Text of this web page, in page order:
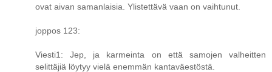
ovat aivan samanlaisia. Ylistettävä vaan on vaihtunut.
joppos 123:
Viesti1: Jep, ja karmeinta on että samojen valheitten
selittäjiä löytyy vielä enemmän kantaväestöstä.